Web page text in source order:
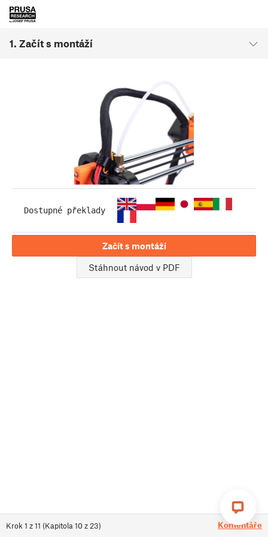
1. Začít s montáží
Krok 1 z11 (Kapitola 10z 23) Komentáře
Dostupné překlady
Začít s montáží
Stáhnout návod v PDF